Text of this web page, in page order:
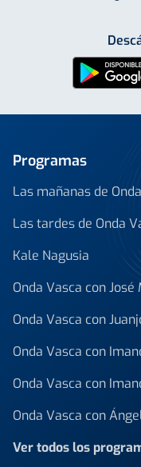
Programas
Las mañanas de
Las tardes de Onda
Kale Nagusia
Onda Vasca con José
Onda Vasca con
Onda Vasca con
Onda Vasca con
Onda Vasca con
Ver todos los